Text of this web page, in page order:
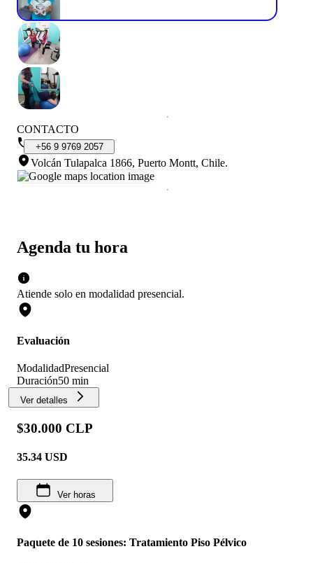
Agenda tu hora
Atiende solo en modalidad presencial.
Evaluación
ModalidadPresencial
Duración50 min
Ver detalles
$30.000 CLP
35.34 USD
Ver horas
Paquete de 10 sesiones: Tratamiento Piso Pélvico
CONTACTO
+56 9 9769 2057
Volcán Tulapalca 1866, Puerto Montt, Chile.